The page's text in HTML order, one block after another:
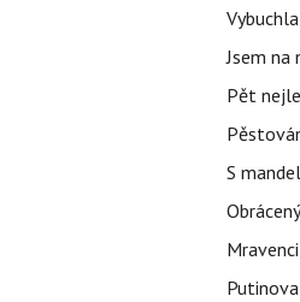
Jsem
Pět
S